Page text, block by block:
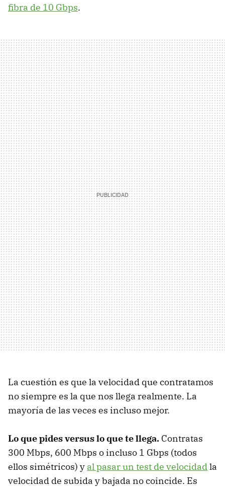
fibra de 10 Gbps.
La cuestión es que la velocidad que contratamos
no siempre es la que nos llega realmente. La
mayoría de las veces es incluso mejor.
Lo que pides versus lo que te llega. Contratas
300 Mbps, 600 Mbps o incluso 1 Gbps (todos
ellos simétricos) y al pasar un test de velocidadla
velocidad de subida y bajada no coincide. Es